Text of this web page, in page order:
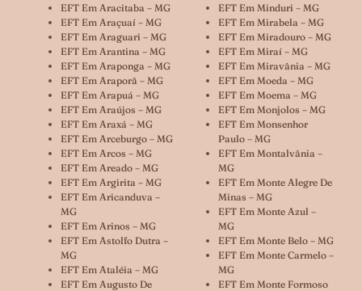
EFT Em Aracitaba – MG
EFT Em Araçuaí – MG
EFT Em Araguari – MG
EFT Em Arantina – MG
EFT Em Araponga – MG
EFT Em Araporã – MG
EFT Em Arapuá – MG
EFT Em Araújos – MG
EFT Em Araxá – MG
EFT Em Arceburgo – MG
EFT Em Arcos – MG
EFT Em Areado – MG
EFT Em Argirita – MG
EFT Em Aricanduva –
MG
EFT Em Arinos – MG
EFT Em Astolfo Dutra –
MG
EFT Em Ataléia – MG
EFT Em Augusto De
EFT Em Minduri – MG
EFT Em Mirabela – MG
EFT Em Miradouro – MG
EFT Em Miraí – MG
EFT Em Miravânia – MG
EFT Em Moeda – MG
EFT Em Moema – MG
EFT Em Monjolos – MG
EFT Em Monsenhor
Paulo – MG
EFT Em Montalvânia –
MG
EFT Em Monte Alegre De
Minas – MG
EFT Em Monte Azul –
MG
EFT Em Monte Belo – MG
EFT Em Monte Carmelo –
MG
EFT Em Monte Formoso